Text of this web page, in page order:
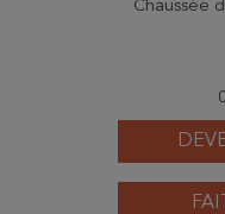
Chaussée